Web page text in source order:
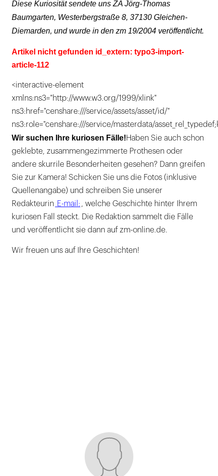
Diese Kuriosität sendete uns ZA Jörg-Thomas
Baumgarten, Westerbergstraße 8, 37130 Gleichen-
Diemarden, und wurde in den zm 19/2004 veröffentlicht.
Artikel nicht gefunden id_extern: typo3-import-
article-112
<interactive-element
xmlns:ns3="http://www.w3.org/1999/xlink"
ns3:href="censhare:///service/assets/asset/id/"
ns3:role="censhare:///service/masterdata/
Wir suchen Ihre kuriosen Fälle!Haben Sie auch schon
geklebte, zusammengezimmerte Prothesen oder
andere skurrile Besonderheiten gesehen? Dann greifen
Sie zur Kamera! Schicken Sie uns die Fotos (inklusive
Quellenangabe) und schreiben Sie unserer
Redakteurin E-mail:
, welche Geschichte hinter Ihrem
kuriosen Fall steckt. Die Redaktion sammelt die Fälle
und veröffentlicht sie dann auf zm-online.de.
Wir freuen uns auf Ihre Geschichten!